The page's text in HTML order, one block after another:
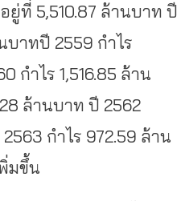
ยู่ที่ 5,510.87 ล้านบาท ปี
บาทปี 2559 กำไร
กำไร 1,516.85 ล้าน
ล้านบาท ปี 2562
กำไร 972.59 ล้าน
มขึ้น